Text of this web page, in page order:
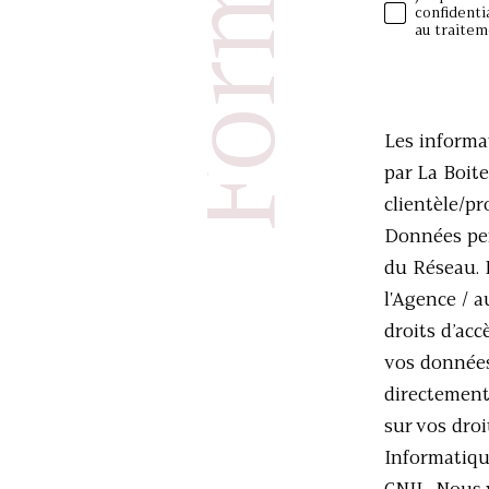
o
s
c
o
o
s
g
n
e
z
v
o
s
au
Les
par La
clientèle/
Données
du Réseau.
l'Agence /
droits
vos
sur vos